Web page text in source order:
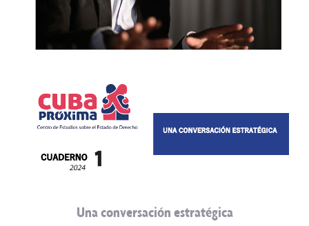
Una conversación estratégica